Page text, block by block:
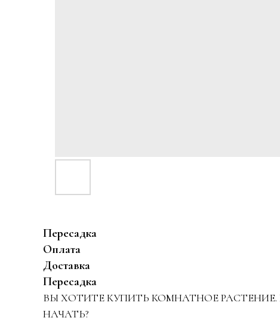
Пересадка
Оплата
Доставка
Пересадка
ВЫ ХОТИТЕ КУПИТЬ КОМНАТНОЕ
НАЧАТЬ?